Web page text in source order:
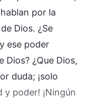
por la
Dios. ¿Se
ese poder
Dios? ¿Que Dios,
duda; ¡solo
y poder! ¡Ningún